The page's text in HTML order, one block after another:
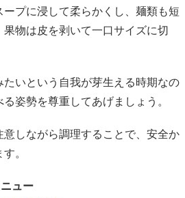
ープに浸して柔らかくし、麺類も短
果物は皮を剥いて一口サイズに切
いという自我が芽生える時期なの
姿勢を尊重してあげましょう。
しながら調理することで、安全か
。
ュー